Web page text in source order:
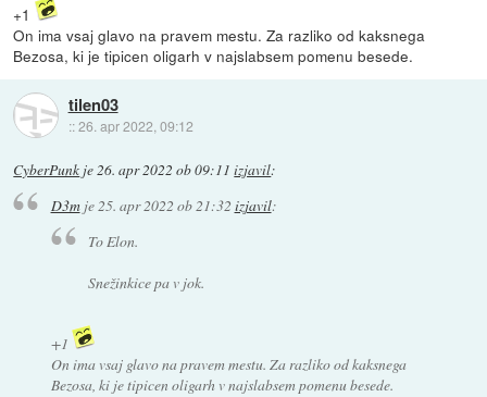
+1
On ima vsaj glavo na pravem mestu. Za razliko od kaksnega
Bezosa, ki je tipicen oligarh v najslabsem pomenu besede.
tilen03
::26. apr 2022, 09:12
CyberPunk je26. apr 2022 ob 09:11 izjavil:
D3mje25. apr 2022 ob 21:32 izjavil:
To Elon.
Snežinkice pa v jok.
+1
On ima vsaj glavo na pravem mestu. Za razliko od kaksnega
Bezosa, ki je tipicen oligarh v najslabsem pomenu besede.